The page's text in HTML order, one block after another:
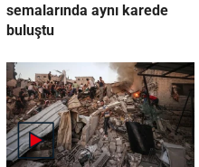
semalarında aynı karede
buluştu